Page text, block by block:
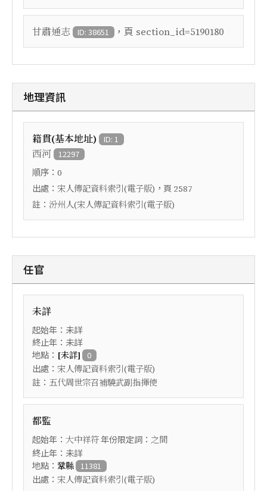
甘肅通志 ID: 38651 ，頁 section_id=5190180
地理資訊
籍貫(基本地址) ID: 1
西河 12297
順序： 0
出處： 宋人傳記資料索引(電子版) ，頁 2587
註： 汾州人(宋人傳記資料索引(電子版)
任官
未詳
起始年：未詳
終止年：未詳
地點： [未詳] 0
出處： 宋人傳記資料索引(電子版)
註： 五代周世宗召補驍武副指揮使
都監
起始年： 大中祥符年份限定詞： 之間
終止年：未詳
地點： 鞏縣 11381
出處： 宋人傳記資料索引(電子版)